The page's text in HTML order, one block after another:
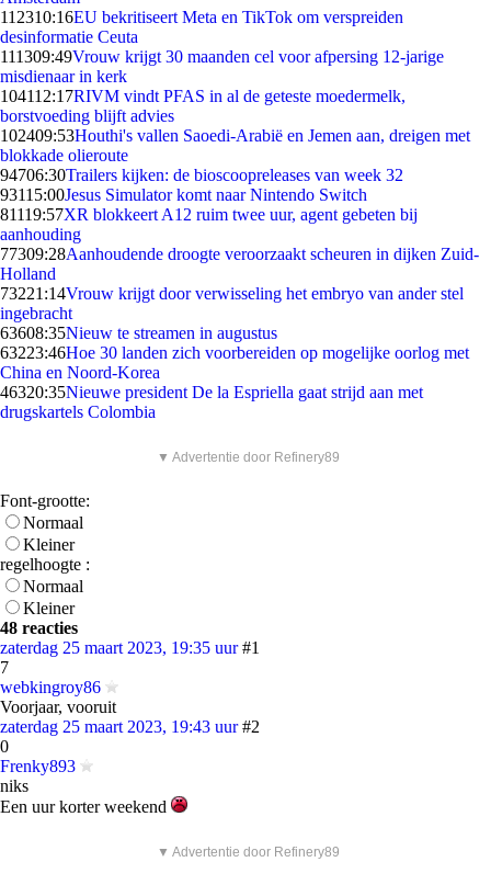
112310:16EU bekritiseert Meta en TikTok om verspreiden
desinformatie Ceuta
111309:49Vrouw krijgt 30 maanden cel voor afpersing 12-jarige
misdienaar in kerk
104112:17RIVM vindt PFAS in al de geteste moedermelk,
borstvoeding blijft advies
102409:53Houthi's vallen Saoedi-Arabië en Jemen aan, dreigen met
blokkade olieroute
94706:30Trailers kijken: de bioscoopreleases van week 32
93115:00Jesus Simulator komt naar Nintendo Switch
81119:57XR blokkeert A12 ruim twee uur, agent gebeten bij
aanhouding
77309:28Aanhoudende droogte veroorzaakt scheuren in dijken Zuid-
Holland
73221:14Vrouw krijgt door verwisseling het embryo van ander stel
ingebracht
63608:35Nieuw te streamen in augustus
63223:46Hoe 30 landen zich voorbereiden op mogelijke oorlog met
China en Noord-Korea
46320:35Nieuwe president De la Espriella gaat strijd aan met
drugskartels Colombia
▼ Advertentie door Refinery89
Font-grootte:
Normaal
Kleiner
regelhoogte :
Normaal
Kleiner
48 reacties
zaterdag 25 maart 2023, 19:35 uur #1
7
webkingroy86
Voorjaar, vooruit
zaterdag 25 maart 2023, 19:43 uur #2
0
Frenky893
niks
Een uur korter weekend
▼ Advertentie door Refinery89